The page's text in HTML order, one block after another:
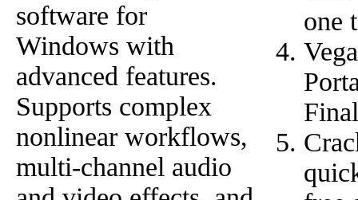
software for
Windows with
advanced features.
Supports complex
nonlinear workflows,
multi-channel audio
one